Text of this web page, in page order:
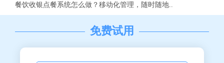
餐饮收银点餐系统怎么做？移动化管理，随时随地..
免费试用